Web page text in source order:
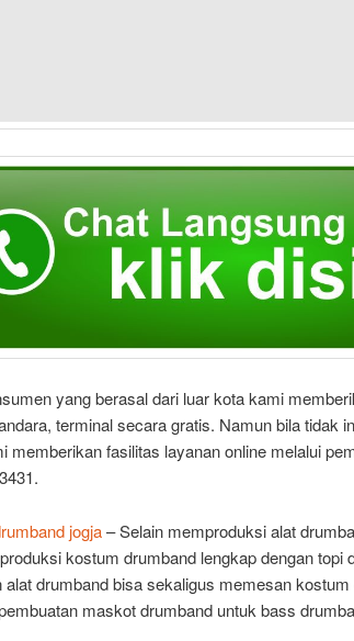
yang berasal dari luar kota kami
terminal secara gratis. Namun bila tidak
memberikan fasilitas layanan online melalui
jogja– Selain memproduksi alat
kostum drumband lengkap dengan topi
alat drumband bisa sekaligus memesan
maskot drumband untuk bass